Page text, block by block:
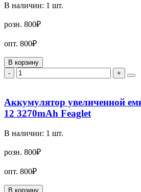
В наличии: 1 шт.
розн. 800₽
опт. 800₽
В корзину
-
+
Аккумулятор увеличенной
12 3270mAh Feaglet
В наличии: 1 шт.
розн. 800₽
опт. 800₽
В корзину